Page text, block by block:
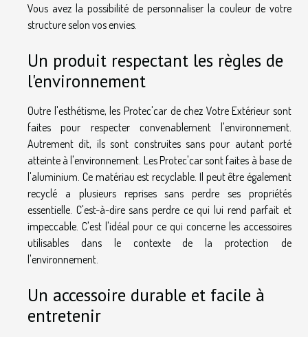
Vous avez la possibilité de personnaliser la couleur de votre
structure selon vos envies.
Un produit respectant les règles de
l'environnement
Outre l'esthétisme, les Protec'car de chez Votre Extérieur sont
faites pour respecter convenablement l'environnement.
Autrement dit, ils sont construites sans pour autant porté
atteinte à l'environnement. Les Protec'car sont faites à base de
l'aluminium. Ce matériau est recyclable. Il peut être également
recyclé a plusieurs reprises sans perdre ses propriétés
essentielle. C'est-à-dire sans perdre ce qui lui rend parfait et
impeccable. C'est l'idéal pour ce qui concerne les accessoires
utilisables dans le contexte de la protection de
l'environnement.
Un accessoire durable et facile à
entretenir